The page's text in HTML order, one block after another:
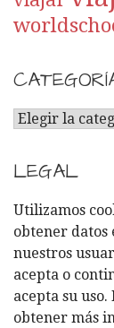
C
T
E
G
O
R
Í
A
S
LEGAL
Utilizamos
obtener datos
nuestros
acepta o
acepta su
obtener más